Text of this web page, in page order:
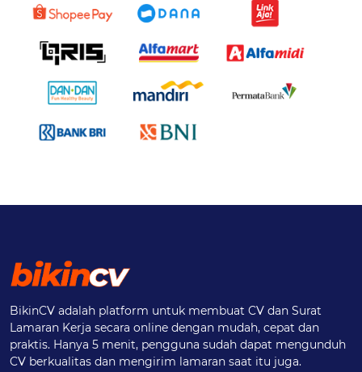
BikinCV adalah platform untuk membuat CV dan Surat
Lamaran Kerja secara online dengan mudah, cepat dan
praktis. Hanya 5 menit, pengguna sudah dapat mengunduh
CV berkualitas dan mengirim lamaran saat itu juga.